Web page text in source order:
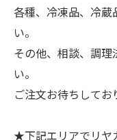
各種、冷凍品、冷蔵
い。
その他、相談、調
い。
ご注文お待ちしてお
★下記エリアでリヤ